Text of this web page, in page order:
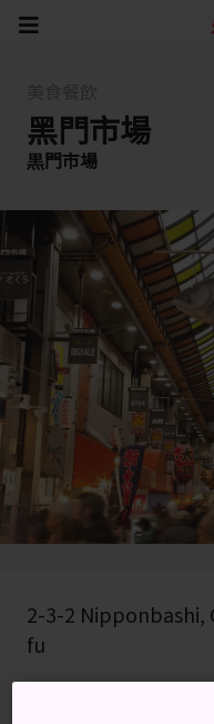
黑門市場
黒門市場
2-3-2 Nipponbashi,
fu